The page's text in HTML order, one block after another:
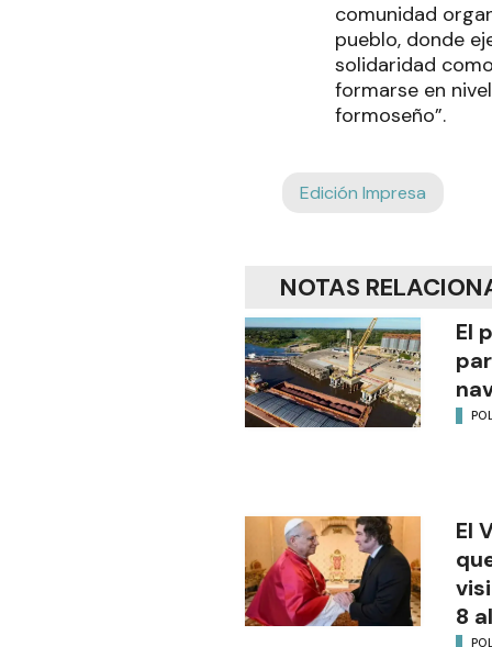
comunidad
pueblo, donde
solidaridad
formarse en
formoseño”.
Edición Impresa
NOTAS
El
El
8